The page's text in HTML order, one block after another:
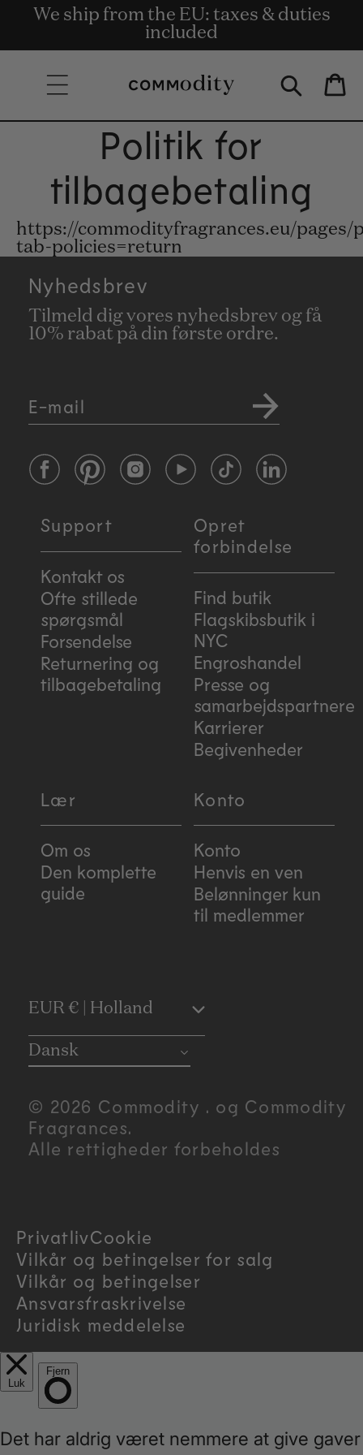
Skip to content
Gratis levering på ordrer på 135 € og
derover.
We ship from the EU: taxes & duties
included
Get rewards for shopping with
Commodity.Circle
Bag
Politik for
tilbagebetaling
https://commodityfragrances.eu/pages/
tab-policies=return
Nyhedsbrev
Tilmeld dig vores nyhedsbrev og få
10% rabat på din første ordre.
E-mail
FacebookPinterestInstagramYouTubeTikTokLinkedIn
Support
Kontakt os
Ofte stillede
spørgsmål
Forsendelse
Returnering og
tilbagebetaling
Opret
forbindelse
Find butik
Flagskibsbutik i
NYC
Engroshandel
Presse og
samarbejdspartnere
Karrierer
Begivenheder
Lær
Om os
Den komplette
guide
Konto
Konto
Henvis en ven
Belønninger kun
til medlemmer
C
o
u
n
y
/
r
e
g
i
EUR € | Holland
Dansk
© 2026 Commodity . og Commodity
Fragrances.
Alle rettigheder forbeholdes
PrivatlivCookie
Vilkår og betingelser for salg
Vilkår og betingelser
Ansvarsfraskrivelse
Juridisk meddelelse